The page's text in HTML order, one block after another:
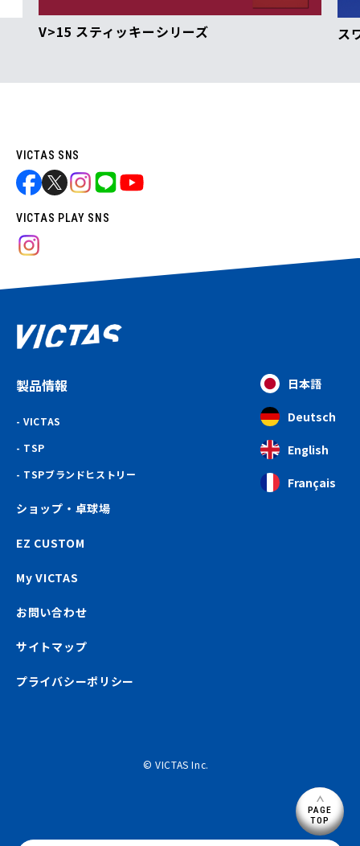
V>15 スティッキーシリーズ ス
VICTAS SNS
VICTAS PLAY SNS
製品情報
VICTAS
TSP
TSPブランドヒストリー
ショップ・卓球場
EZ CUSTOM
My VICTAS
お問い合わせ
サイトマップ
プライバシーポリシー
日本語
Deutsch
English
Français
© VICTAS Inc.
PAGE
TOP